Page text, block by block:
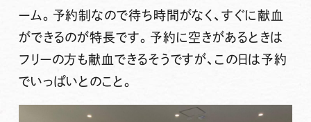
ーム。予約制なので待ち時間がなく、すぐに献血
ができるのが特長です。予約に空きがあるときは
フリーの方も献血できるそうですが、この日は予約
でいっぱいとのこと。